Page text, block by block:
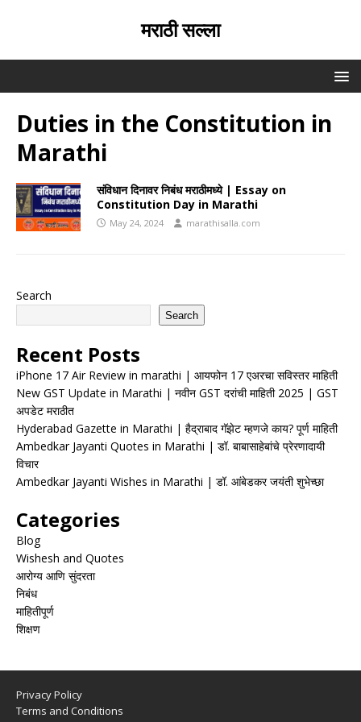
मराठी सल्ला
Duties in the Constitution in
Marathi
संविधान दिनावर निबंध मराठीमध्ये | Essay on
Constitution Day in Marathi
May 24, 2024 marathisalla.com
Search
Search
Recent Posts
iPhone 17 Air Review in marathi | आयफोन 17 एअरचा सविस्तर माहिती
New GST Update in Marathi | नवीन GST दरांची माहिती 2025 | GST
अपडेट मराठीत
Hyderabad Gazette in Marathi | हैद्राबाद गॅझेट म्हणजे काय? पूर्ण माहिती
Ambedkar Jayanti Quotes in Marathi | डॉ. बाबासाहेबांचे प्रेरणादायी
विचार
Ambedkar Jayanti Wishes in Marathi | डॉ. आंबेडकर जयंती शुभेच्छा
Categories
Blog
Wishesh and Quotes
आरोग्य आणि सुंदरता
निबंध
माहितीपूर्ण
शिक्षण
Privacy Policy
Terms and Conditions